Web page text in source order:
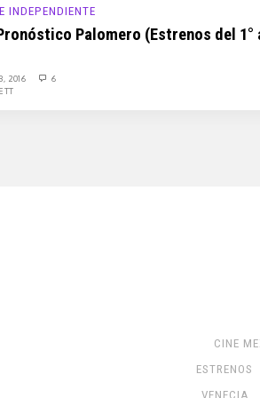
INDEPENDIENTE
Palomero (Estrenos del 1°
2016
6
CINE
ESTRENOS
VENECIA